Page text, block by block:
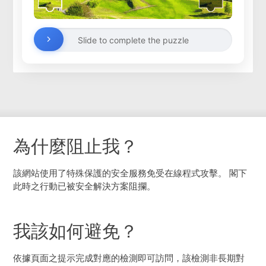
Slide to complete the puzzle
為什麼阻止我？
該網站使用了特殊保護的安全服務免受在線程式攻擊。 閣下
此時之行動已被安全解決方案阻攔。
我該如何避免？
依據頁面之提示完成對應的檢測即可訪問，該檢測非長期對